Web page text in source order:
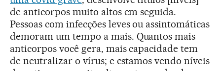
de anticorpos muito altos em seguida.
Pessoas com infecções leves ou assintomáticas
demoram um tempo a mais. Quantos mais
anticorpos você gera, mais capacidade tem
de neutralizar o vírus; e estamos vendo níveis